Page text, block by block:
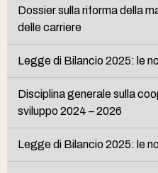
Dossier sulla riforma della
delle carriere
Legge di Bilancio 2025: le
Disciplina generale sulla
sviluppo 2024 – 2026
Legge di Bilancio 2025: le